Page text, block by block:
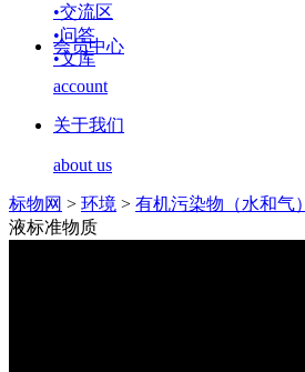
•交流区
•问答
•文库
会员中心
account
关于我们
about us
标物网 > 环境 > 有机污染物（水和气）
液标准物质